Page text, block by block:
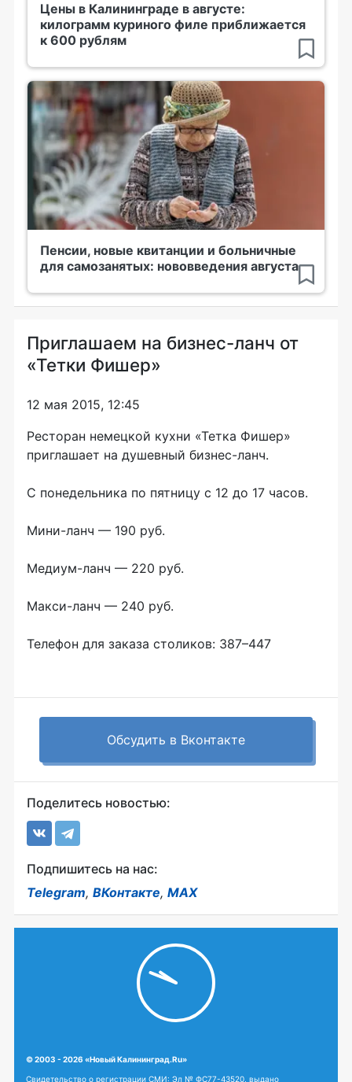
Цены в Калининграде в августе:
килограмм куриного филе приближается
к 600 рублям
Пенсии, новые квитанции и больничные
для самозанятых: нововведения августа
Приглашаем на бизнес-ланч от
«Тетки Фишер»
12 мая 2015, 12:45
Ресторан немецкой кухни «Тетка Фишер»
приглашает на душевный бизнес-ланч.
С понедельника по пятницу с 12 до 17 часов.
Мини-ланч — 190 руб.
Медиум-ланч — 220 руб.
Макси-ланч — 240 руб.
Телефон для заказа столиков: 387–447
Обсудить в Вконтакте
Поделитесь новостью:
Подпишитесь на нас:
Telegram, ВКонтакте, MAX
© 2003 - 2026 «Новый Калининград.Ru»
Свидетельство о регистрации СМИ: Эл № ФС77-43520, выдано
Федеральной службой по надзору в сфере связи, информационных
технологий и массовых коммуникаций (Роскомнадзор) 17 января 2011 г.
Данный сайт не предназначен для просмотра лицам младше 18 лет.
копирование материалов или
подборки материалов сайта,